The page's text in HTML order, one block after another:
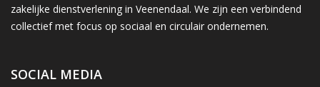
zakelijke dienstverlening in Veenendaal. We zijn een verbindend
collectief met focus op sociaal en circulair ondernemen.
SOCIAL MEDIA